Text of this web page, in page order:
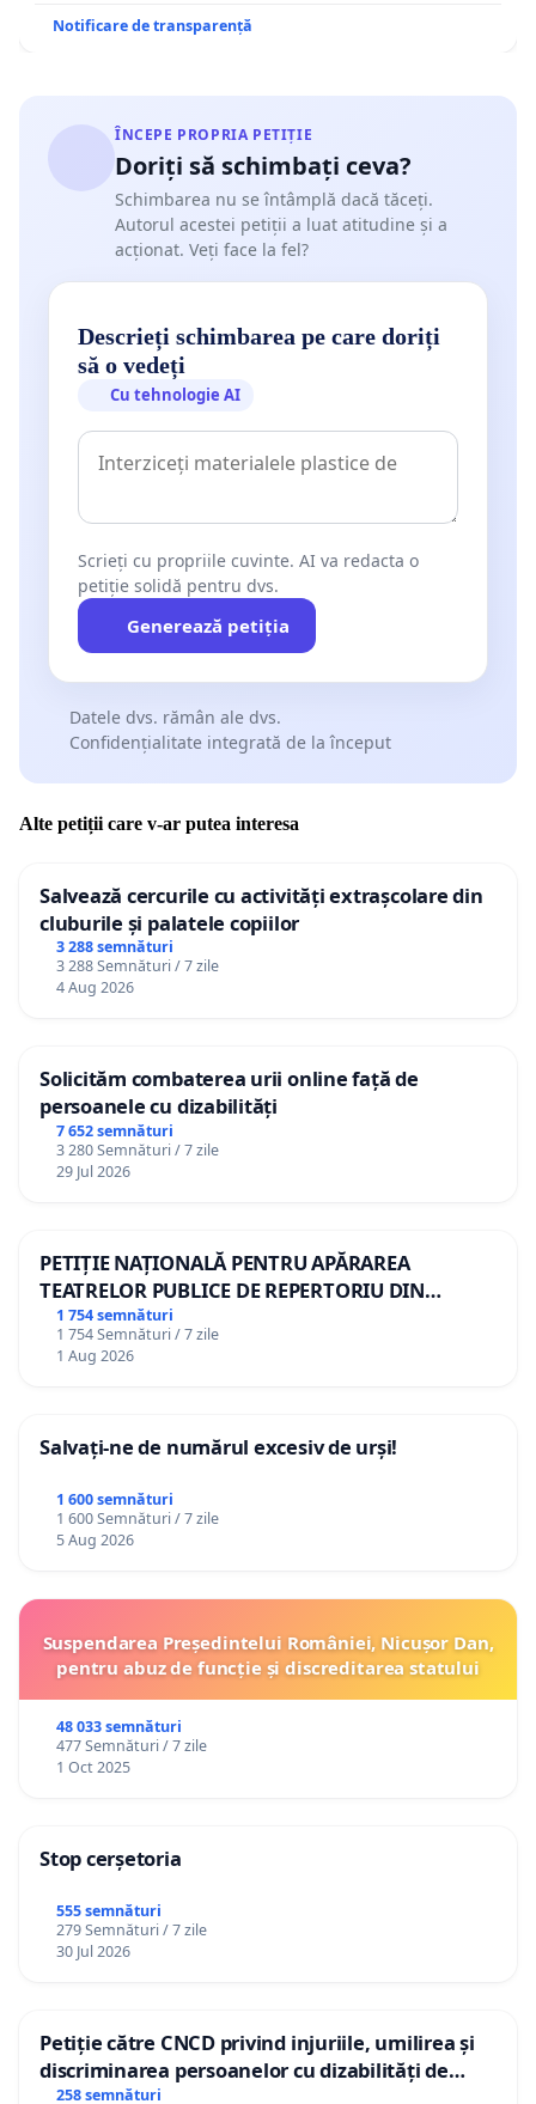
Notificare de transparență
ÎNCEPE PROPRIA PETIȚIE
Doriți să schimbați ceva?
Schimbarea nu se întâmplă dacă tăceți.
Autorul acestei petiții a luat atitudine și a
acționat. Veți face la fel?
Descrieți schimbarea pe care doriți
să o vedeți
Cu tehnologie AI
Scrieți cu propriile cuvinte. AI va redacta o
petiție solidă pentru dvs.
Generează petiția
Datele dvs. rămân ale dvs.
Confidențialitate integrată de la început
Alte petiții care v-ar putea interesa
Salvează cercurile cu activități extrașcolare din
cluburile și palatele copiilor
3 288 semnături
3 288 Semnături / 7 zile
4 Aug 2026
Solicităm combaterea urii online față de
persoanele cu dizabilități
7 652 semnături
3 280 Semnături / 7 zile
29 Jul 2026
PETIȚIE NAȚIONALĂ PENTRU APĂRAREA
TEATRELOR PUBLICE DE REPERTORIU DIN
ROMÂNIA
1 754 semnături
1 754 Semnături / 7 zile
1 Aug 2026
Salvați-ne de numărul excesiv de urși!
1 600 semnături
1 600 Semnături / 7 zile
5 Aug 2026
Suspendarea Președintelui României, Nicușor Dan,
pentru abuz de funcție și discreditarea statului
48 033 semnături
477 Semnături / 7 zile
1 Oct 2025
Stop cerșetoria
555 semnături
279 Semnături / 7 zile
30 Jul 2026
Petiție către CNCD privind injuriile, umilirea și
discriminarea persoanelor cu dizabilități de
către utilizatorul TikTok „Gorici”
258 semnături